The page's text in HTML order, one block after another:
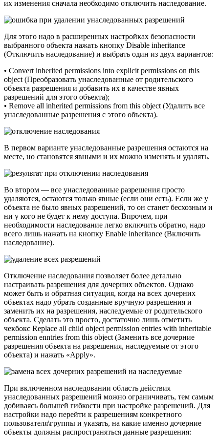
их изменения сначала необходимо отключить наследование.
Для этого надо в расширенных настройках безопасности
выбранного объекта нажать кнопку Disable inheritance
(Отключить наследование) и выбрать один из двух вариантов:
• Convert inherited permissions into explicit permissions on this
object (Преобразовать унаследованные от родительского
объекта разрешения и добавить их в качестве явных
разрешений для этого объекта);
• Remove all inherited permissions from this object (Удалить все
унаследованные разрешения с этого объекта).
В первом варианте унаследованные разрешения остаются на
месте, но становятся явными и их можно изменять и удалять.
Во втором — все унаследованные разрешения просто
удаляются, остаются только явные (если они есть). Если же у
объекта не было явных разрешений, то он станет бесхозным и
ни у кого не будет к нему доступа. Впрочем, при
необходимости наследование легко включить обратно, надо
всего лишь нажать на кнопку Enable inheritance (Включить
наследование).
Отключение наследования позволяет более детально
настраивать разрешения для дочерних объектов. Однако
может быть и обратная ситуация, когда на всех дочерних
объектах надо убрать созданные вручную разрешения и
заменить их на разрешения, наследуемые от родительского
объекта. Сделать это просто, достаточно лишь отметить
чекбокс Replace all child object permission entries with inheritable
permission enntries from this object (Заменить все дочерние
разрешения объекта на разрешения, наследуемые от этого
объекта) и нажать «Apply».
При включенном наследовании область действия
унаследованных разрешений можно ограничивать, тем самым
добиваясь большей гибкости при настройке разрешений. Для
настройки надо перейти к разрешениям конкретного
пользователя\группы и указать, на какие именно дочерние
объекты должны распространяться данные разрешения: